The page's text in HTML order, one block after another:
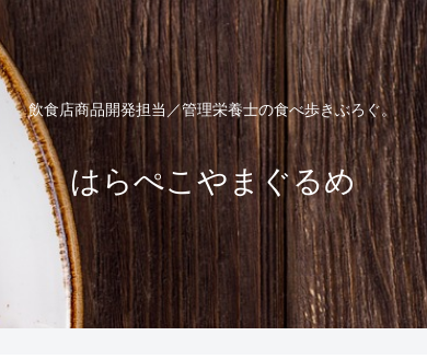
飲食店商品開発担当／管理栄養士の食べ歩きぶろぐ。
はらぺこやまぐるめ